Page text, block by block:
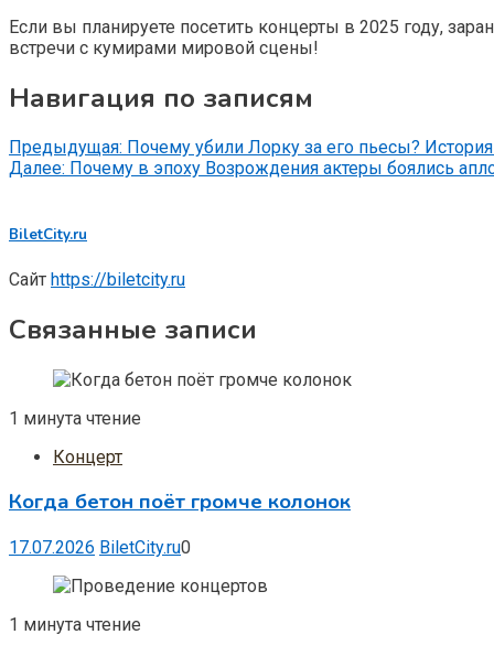
Если вы планируете посетить концерты в 2025 году,
встречи с кумирами мировой сцены!
Навигация по записям
Предыдущая: Почему убили Лорку за его пьесы?
Далее: Почему в эпоху Возрождения актеры боялись
BiletCity.ru
Сайт https://biletcity.ru
Связанные записи
1 минута чтение
Концерт
Когда бетон поёт громче колонок
17.07.2026 BiletCity.ru0
1 минута чтение